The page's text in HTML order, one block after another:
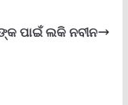
ପାଇଁ ଲକି ନବୀନ